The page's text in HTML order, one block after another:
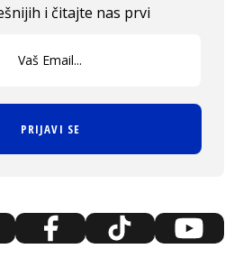
i čitajte nas prvi
PRIJAVI SE